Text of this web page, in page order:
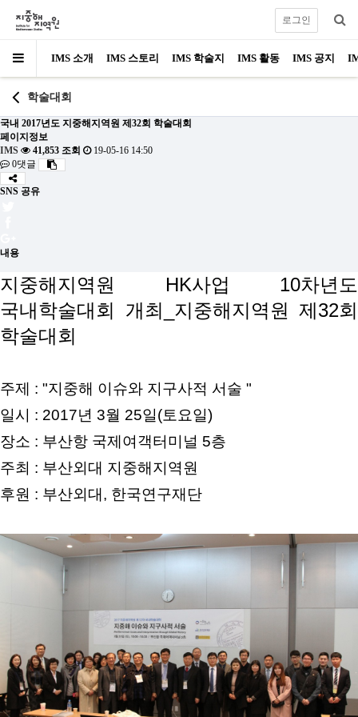
IMS 소개 IMS 스토리 IMS 학술지 IMS 활동 IMS 공지
로그인
학술대회
국내 2017년도 지중해지역원 제32회 학술대회
페이지정보
IMS
41,853 조회
19-05-16 14:50
0댓글
SNS 공유
내용
지중해지역원 HK사업 10차년도
국내학술대회 개최_지중해지역원 제32회
학술대회
주제 : "지중해 이슈와 지구사적 서술 "
일시 : 2017년 3월 25일(토요일)
장소 : 부산항 국제여객터미널 5층
주최 : 부산외대 지중해지역원
후원 : 부산외대, 한국연구재단